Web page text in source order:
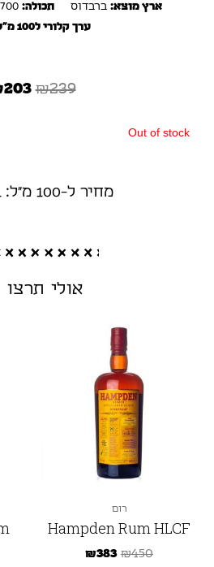
ארץ מוצא: ברבדוס תכולה:
ערך קלורי ל100 מ"ל:
₪239
203
Out of stock
מחיר ל-100 מ"ל: 30.71 ₪
אולי תרצו
רום
Hampden Rum HLCF
₪450
₪383